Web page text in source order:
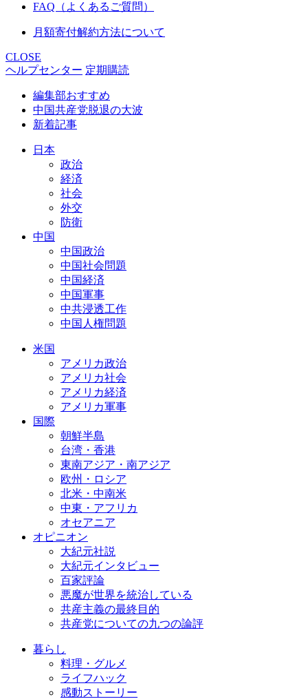
FAQ（よくあるご質問）
月額寄付解約方法について
CLOSE
ヘルプセンター 定期購読
編集部おすすめ
中国共産党脱退の大波
新着記事
日本
政治
経済
社会
外交
防衛
中国
中国政治
中国社会問題
中国経済
中国軍事
中共浸透工作
中国人権問題
米国
アメリカ政治
アメリカ社会
アメリカ経済
アメリカ軍事
国際
朝鮮半島
台湾・香港
東南アジア・南アジア
欧州・ロシア
北米・中南米
中東・アフリカ
オセアニア
オピニオン
大紀元社説
大紀元インタビュー
百家評論
悪魔が世界を統治している
共産主義の最終目的
共産党についての九つの論評
暮らし
料理・グルメ
ライフハック
感動ストーリー